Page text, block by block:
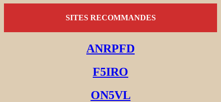
SITES RECOMMANDES
ANRPFD
F5IRO
ON5VL